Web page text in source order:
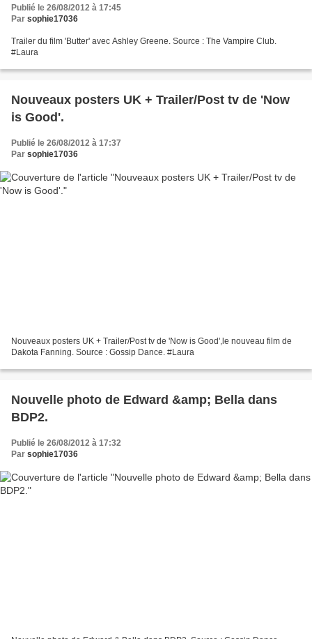
Publié le 26/08/2012 à 17:45
Par sophie17036
Trailer du film 'Butter' avec Ashley Greene. Source : The Vampire Club.
#Laura
Nouveaux posters UK + Trailer/Post tv de 'Now
is Good'.
Publié le 26/08/2012 à 17:37
Par sophie17036
Nouveaux posters UK + Trailer/Post tv de 'Now is Good',le nouveau film de
Dakota Fanning. Source : Gossip Dance. #Laura
Nouvelle photo de Edward &amp; Bella dans
BDP2.
Publié le 26/08/2012 à 17:32
Par sophie17036